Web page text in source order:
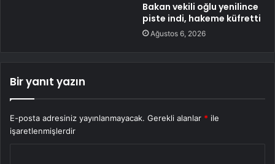
Bakan vekili oğlu yenilince
piste indi, hakeme küfretti
Ağustos 6, 2026
Bir yanıt yazın
E-posta adresiniz yayınlanmayacak. Gerekli alanlar * ile
işaretlenmişlerdir